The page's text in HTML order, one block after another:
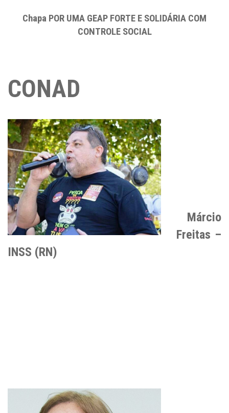
Chapa POR UMA GEAP FORTE E SOLIDÁRIA COM
CONTROLE SOCIAL
CONAD
Márcio
Freitas –
INSS (RN)